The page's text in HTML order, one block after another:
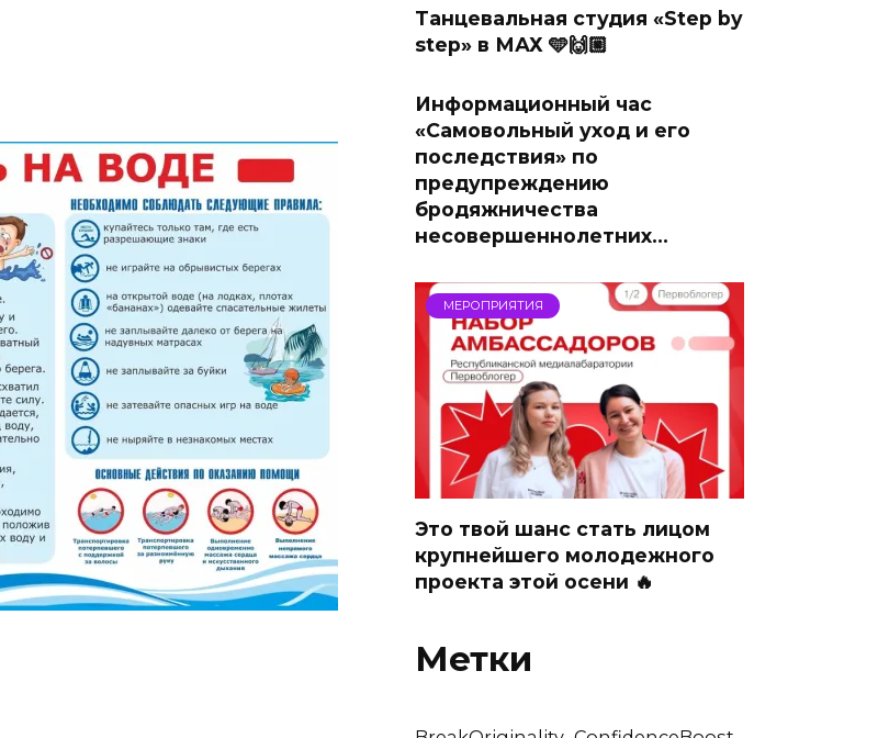
Танцевальная студия «Step by
step» в МАХ 🩵🙌🏼
Информационный час
«Самовольный уход и его
последствия» по
предупреждению
бродяжничества
несовершеннолетних…
МЕРОПРИЯТИЯ
Это твой шанс стать лицом
крупнейшего молодежного
проекта этой осени 🔥
Метки